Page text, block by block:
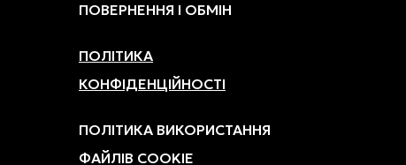
ПОВЕРНЕННЯ І ОБМІН
ПОЛІТИКА
КОНФІДЕНЦІЙНОСТІ
ПОЛІТИКА ВИКОРИСТАННЯ
ФАЙЛІВ COOKIE